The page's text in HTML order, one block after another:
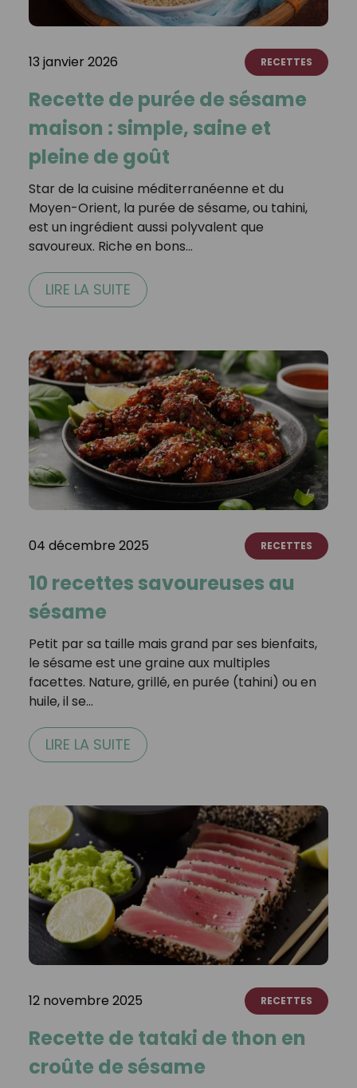
13 janvier 2026 RECETTES
Recette de purée de sésame
maison : simple, saine et
pleine de goût
Star de la cuisine méditerranéenne et du
Moyen-Orient, la purée de sésame, ou tahini,
est un ingrédient aussi polyvalent que
savoureux. Riche en bons…
LIRE LA SUITE
04 décembre 2025 RECETTES
10 recettes savoureuses au
sésame
Petit par sa taille mais grand par ses bienfaits,
le sésame est une graine aux multiples
facettes. Nature, grillé, en purée (tahini) ou en
huile, il se…
LIRE LA SUITE
12 novembre 2025 RECETTES
Recette de tataki de thon en
croûte de sésame